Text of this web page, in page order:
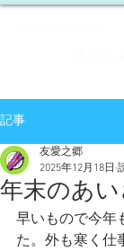
記事
年末のあい
友愛之郷
2025年12月18日
早いもので今年
た。外も寒く仕